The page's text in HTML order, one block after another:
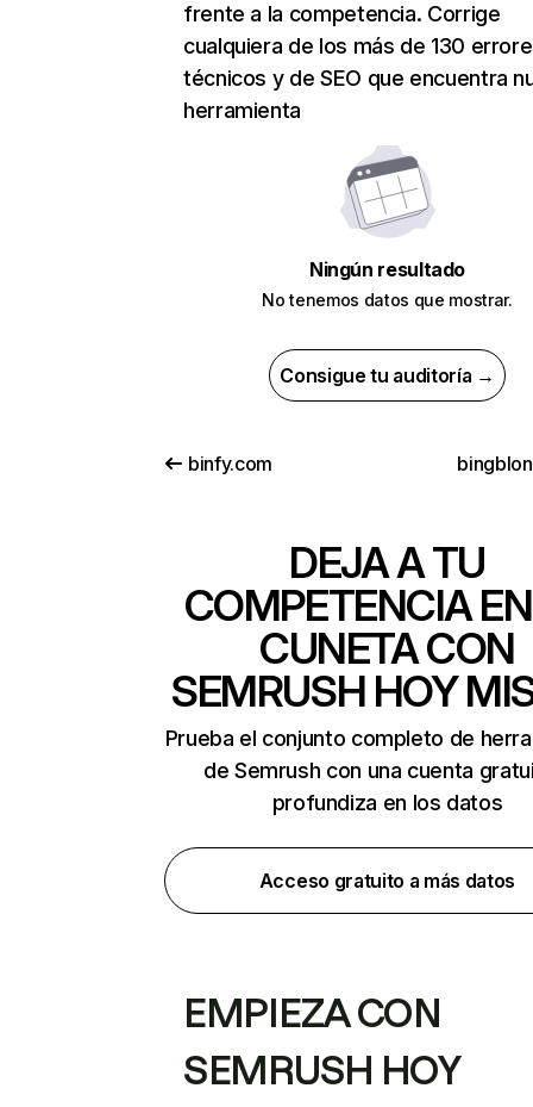
frente a la competencia. Corrige
cualquiera de los más de 130
técnicos y de SEO que encuentra
herramienta
Ningún resultado
No tenemos datos que mostrar.
Consigue tu auditoría →
binfy.com
DEJA A TU
COMPETENCIA
CUNETA CON
SEMRUSH HOY
Prueba el conjunto completo de
de Semrush con una cuenta
profundiza en los datos
Acceso gratuito a más datos
EMPIEZA CON
SEMRUSH HOY